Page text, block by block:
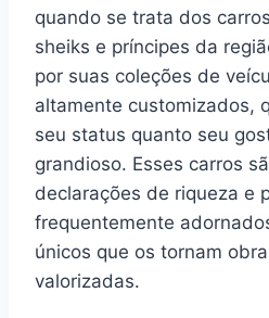
quando se trata dos
sheiks e príncipes da
por suas coleções de
altamente customizados,
seu status quanto seu
grandioso. Esses carros
declarações de riqueza e
frequentemente
únicos que os tornam
valorizadas.